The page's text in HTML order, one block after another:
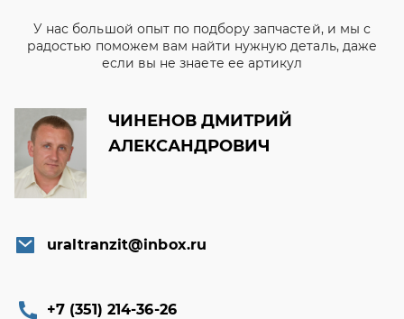
У нас большой опыт по подбору запчастей, и мы с
радостью поможем вам найти нужную деталь, даже
если вы не знаете ее артикул
ЧИНЕНОВ ДМИТРИЙ
АЛЕКСАНДРОВИЧ
uraltranzit@inbox.ru
+7 (351) 214-36-26